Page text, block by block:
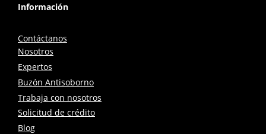
Información
Contáctanos
Nosotros
Expertos
Buzón Antisoborno
Trabaja con nosotros
Solicitud de crédito
Blog